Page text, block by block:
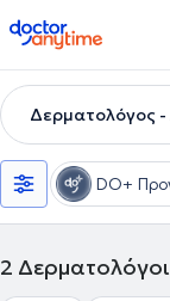
doctoranytime
Δερματολόγος -
DO+
2